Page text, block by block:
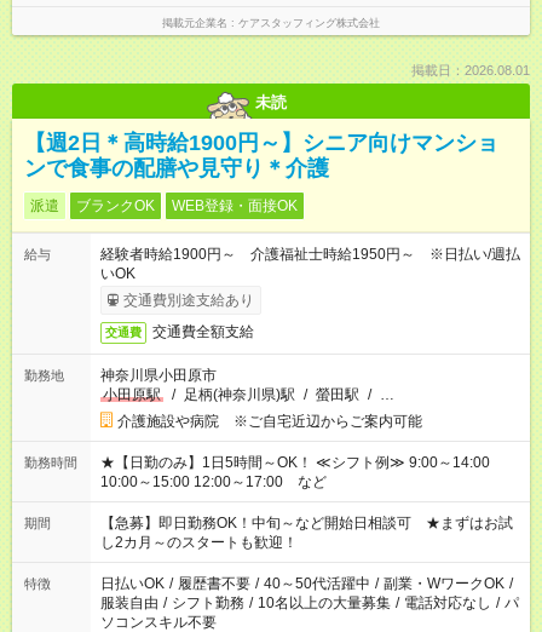
掲載元企業名 ケアスタッフィング株式会社
掲載日：2026.08.01
未読
【週2日＊高時給1900円～】シニア向けマンショ
ンで食事の配膳や見守り＊介護
派遣 ブランクOK WEB登録・面接OK
給与
経験者時給1900円～ 介護福祉士時給1950円～ ※日払い/週払
いOK
交通費別途支給あり
交通費 交通費全額支給
勤務地
神奈川県小田原市
小田原駅
/ 足柄(神奈川県)駅 / 螢田駅 / …
介護施設や病院 ※ご自宅近辺からご案内可能
勤務時間
★【日勤のみ】1日5時間～OK！ ≪シフト例≫ 9:00～14:00
10:00～15:00 12:00～17:00 など
期間
【急募】即日勤務OK！中旬～など開始日相談可 ★まずはお試
し2カ月～のスタートも歓迎！
特徴 日払いOK / 履歴書不要 / 40～50代活躍中 / 副業・WワークOK /
服装自由 / シフト勤務 / 10名以上の大量募集 / 電話対応なし / パ
ソコンスキル不要